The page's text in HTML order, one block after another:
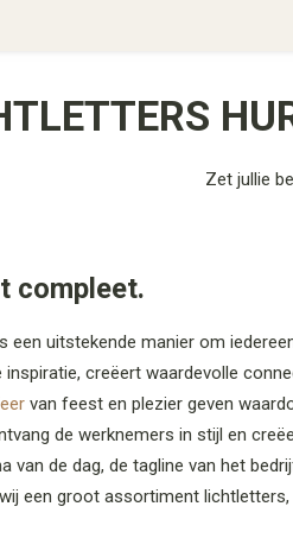
Zet jullie
compleet.
uitstekende manier om
creëert waardevolle
van feest en plezier geven
de werknemers in stijl en
van de dag, de tagline van het
een groot assortiment